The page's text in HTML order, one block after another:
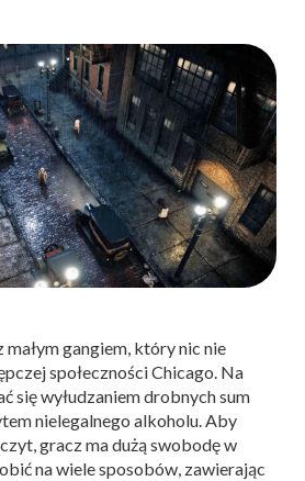
gangiem, który nic nie
społeczności Chicago. Na
się wyłudzaniem drobnych sum
nielegalnego alkoholu. Aby
gracz ma dużą swobodę w
na wiele sposobów, zawierając